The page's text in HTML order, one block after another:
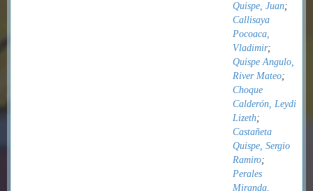
Quispe, Juan;
Callisaya
Pocoaca,
Vladimir;
Quispe Angulo,
River Mateo;
Choque
Calderón, Leydi
Lizeth;
Castañeta
Quispe, Sergio
Ramiro;
Perales
Miranda,